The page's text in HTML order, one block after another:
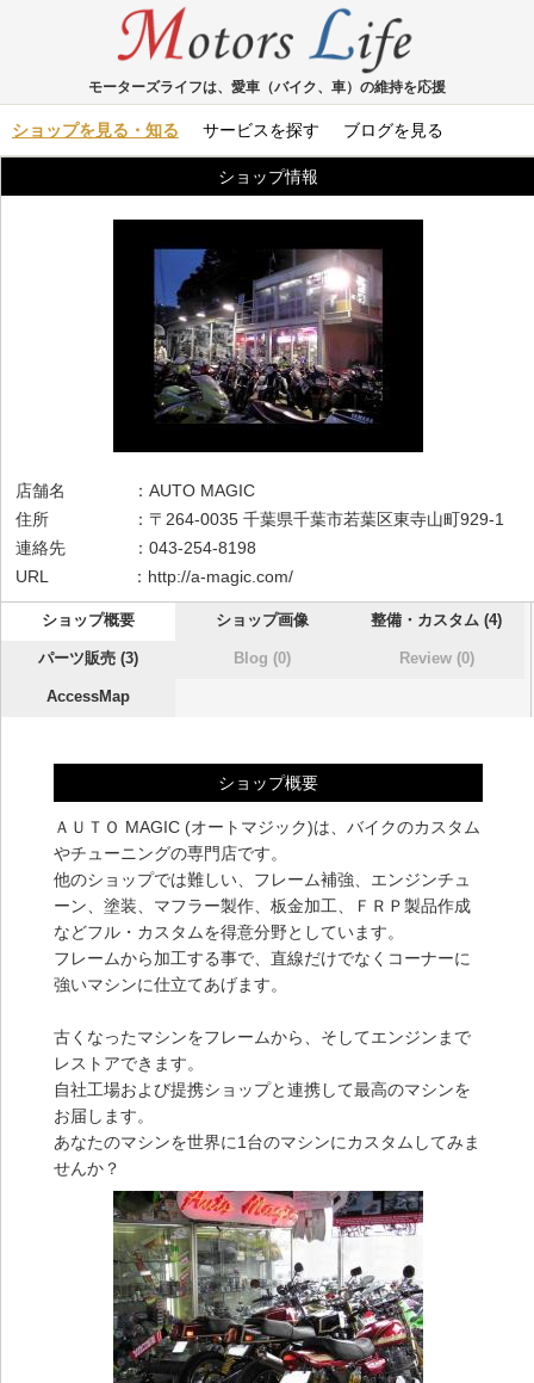
モーターズライフは、愛車（バイク、車）の維持を応援
ショップを見る・知る サービスを探す ブログを見る
ショップ情報
店舗名 ：AUTO MAGIC
住所 ：〒264-0035 千葉県千葉市若葉区東寺山町929-1
連絡先 ：043-254-8198
URL ： http://a-magic.com/
ショップ概要 ショップ画像 整備・カスタム (4)
パーツ販売 (3) Blog (0) Review (0)
AccessMap
ショップ概要
ＡＵＴＯ MAGIC (オートマジック)は、バイクのカスタム
やチューニングの専門店です。
他のショップでは難しい、フレーム補強、エンジンチュ
ーン、塗装、マフラー製作、板金加工、ＦＲＰ製品作成
などフル・カスタムを得意分野としています。
フレームから加工する事で、直線だけでなくコーナーに
強いマシンに仕立てあげます。
古くなったマシンをフレームから、そしてエンジンまで
レストアできます。
自社工場および提携ショップと連携して最高のマシンを
お届します。
あなたのマシンを世界に1台のマシンにカスタムしてみま
せんか？